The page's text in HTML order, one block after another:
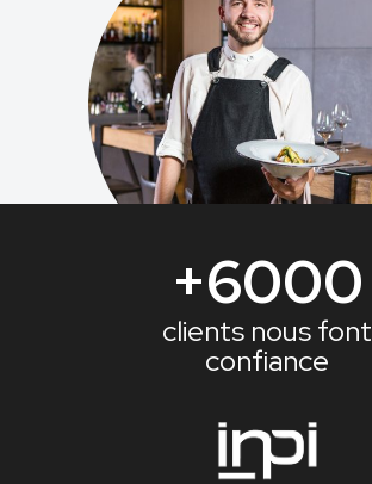
+6000
clients nous font
confiance